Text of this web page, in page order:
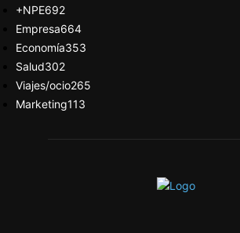
+NPE692
Empresa664
Economía353
Salud302
Viajes/ocio265
Marketing113